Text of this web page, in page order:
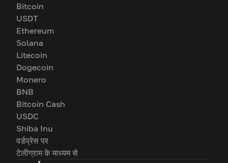
Bitcoin
USDT
Ethereum
Solana
Litecoin
Dogecoin
Monero
BNB
Bitcoin Cash
USDC
Shiba Inu
वर्डप्रेस पर
टेलीग्राम के माध्यम से